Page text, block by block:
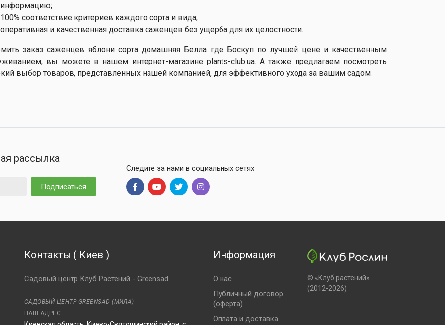
информацию;
100% соответствие критериев каждого сорта и вида;
оперативная и качественная доставка саженцев без ущерба для их целостности.
заказ саженцев яблони сорта домашняя Белла где Боскуп по лучшей цене и качественным
вы можете в нашем интернет-магазине plants-club.ua. А также предлагаем посмотреть
выбор товаров, представленных нашей компанией, для эффективного ухода за вашим садом.
рассылка
Подписаться
Следите за нами в социальных сетях
Контакты ( Киев )
Садовый центр Клуб Растений - Greensad
САДОВЫЙ ЦЕНТР GREENSAD (МИЛА)
НАШ АДРЕС
Информация
О нас
Публичный договор
(оферта)
Оплата и доставка
© «Клуб растений»
(2012-2026)